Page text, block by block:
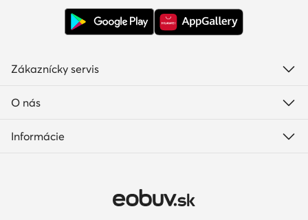
Zákaznícky servis
O nás
Informácie